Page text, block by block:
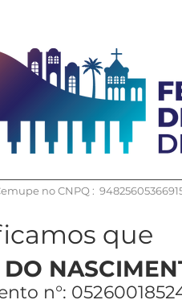
no CNPQ :
que
DO
n°: